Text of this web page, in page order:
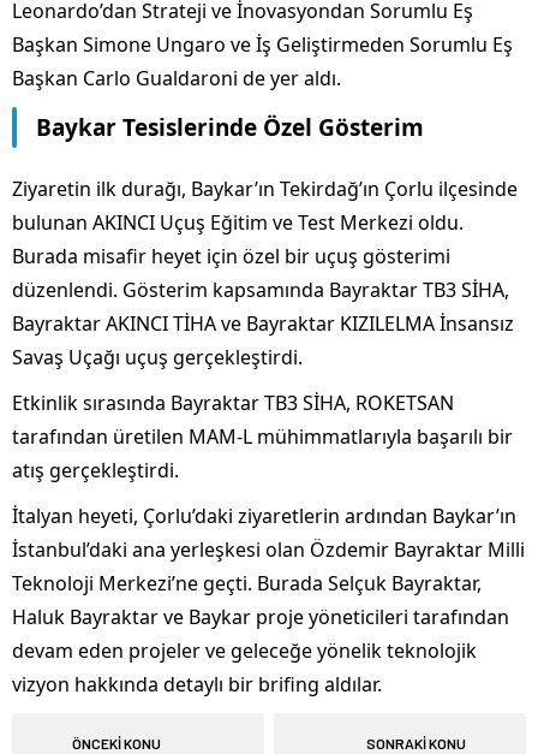
Leonardo’dan Strateji ve İnovasyondan Sorumlu Eş
Başkan Simone Ungaro ve İş Geliştirmeden Sorumlu Eş
Başkan Carlo Gualdaroni de yer aldı.
Baykar Tesislerinde Özel Gösterim
Ziyaretin ilk durağı, Baykar’ın Tekirdağ’ın Çorlu ilçesinde
bulunan AKINCI Uçuş Eğitim ve Test Merkezi oldu.
Burada misafir heyet için özel bir uçuş gösterimi
düzenlendi. Gösterim kapsamında Bayraktar TB3 SİHA,
Bayraktar AKINCI TİHA ve Bayraktar KIZILELMA İnsansız
Savaş Uçağı uçuş gerçekleştirdi.
Etkinlik sırasında Bayraktar TB3 SİHA, ROKETSAN
tarafından üretilen MAM-L mühimmatlarıyla başarılı bir
atış gerçekleştirdi.
İtalyan heyeti, Çorlu’daki ziyaretlerin ardından Baykar’ın
İstanbul’daki ana yerleşkesi olan Özdemir Bayraktar Milli
Teknoloji Merkezi’ne geçti. Burada Selçuk Bayraktar,
Haluk Bayraktar ve Baykar proje yöneticileri tarafından
devam eden projeler ve geleceğe yönelik teknolojik
vizyon hakkında detaylı bir brifing aldılar.
ÖNCEKİ KONU SONRAKİ KONU